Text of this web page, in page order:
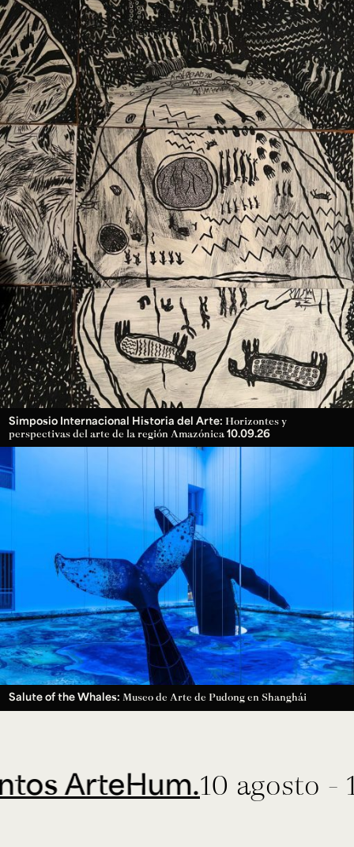
Configuración de cookies
Universidad de los Andes | Vigilada Mineducación.
Reconocimiento como universidad: Decreto 1297 del 30
de mayo de 1964. Reconocimiento de personería jurídica:
Resolución 28 del 23 de febrero de 1949, Minjusticia.
Acreditación institucional de alta calidad, 10 años:
Resolución 000194 del 16 de enero del 2025.
Ext. 2626
Posgrados
Ext. 4925
Educación
Continua
Ext. 4795
Simposio Internacional Historia del Arte: Horizontes y
perspectivas del arte de la región Amazónica 10.09.26
Salute of the Whales: Museo de Arte de Pudong en Shanghái
10 agosto - 11